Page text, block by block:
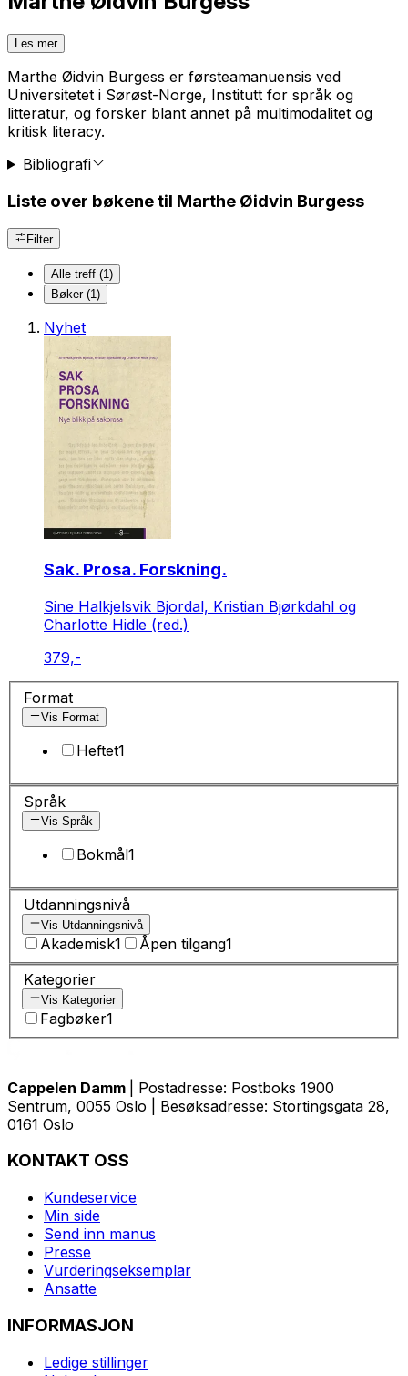
Les mer
Marthe Øidvin Burgess er førsteamanuensis ved
Universitetet i Sør­øst-Norge, Institutt for språk og
litteratur, og forsker blant annet på multimodalitet og
kritisk literacy.
Bibliografi
Liste over bøkene til Marthe Øidvin Burgess
Filter
Alle treff (1)
Bøker (1)
Nyhet
Sak. Prosa. Forskning.
Sine Halkjelsvik Bjordal, Kristian Bjørkdahl og
Charlotte Hidle (red.)
379,-
Format
Vis Format
Heftet1
Språk
Vis Språk
Bokmål1
Utdanningsnivå
Vis Utdanningsnivå
Akademisk1 Åpen tilgang1
Kategorier
Vis Kategorier
Fagbøker1
Cappelen Damm
| Postadresse: Postboks 1900
Sentrum, 0055 Oslo | Besøksadresse: Stortingsgata 28,
0161 Oslo
KONTAKT OSS
Kundeservice
Min side
Send inn manus
Presse
Vurderingseksemplar
Ansatte
INFORMASJON
Ledige stillinger